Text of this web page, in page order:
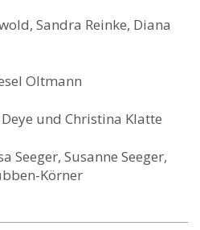
Sandra Reinke, Diana
Oltmann
und Christina Klatte
Seeger, Susanne Seeger,
Körner